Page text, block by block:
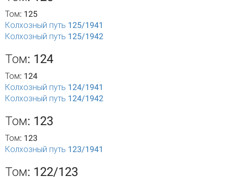
Том: 125
Колхозный путь 125/1941
Колхозный путь 125/1942
Том: 124
Том: 124
Колхозный путь 124/1941
Колхозный путь 124/1942
Том: 123
Том: 123
Колхозный путь 123/1941
Том: 122/123